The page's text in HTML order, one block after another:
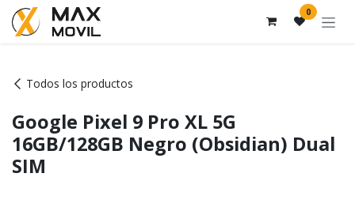
Ir al contenido 0
Todos los productos
Google Pixel 9 Pro XL 5G
16GB/128GB Negro (Obsidian) Dual
SIM